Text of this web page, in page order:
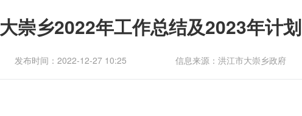
大崇乡2022年工作总结及2023年计划
发布时间：2022-12-27 10:25 信息来源：洪江市大崇乡政府